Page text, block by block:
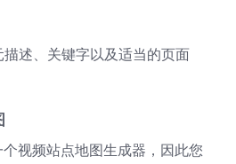
述、关键字以及适当的页面
视频站点地图生成器，因此您